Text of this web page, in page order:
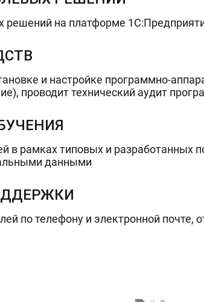
решений на платформе
и настройке программно-
проводит технический аудит
в рамках типовых и разработанных
данными
по телефону и электронной